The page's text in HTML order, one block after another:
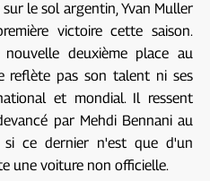
le sol argentin, Yvan Muller
victoire cette saison.
deuxième place au
reflète pas son talent ni ses
et mondial. Il ressent
par Mehdi Bennani au
si ce dernier n'est que d'un
une voiture non officielle.